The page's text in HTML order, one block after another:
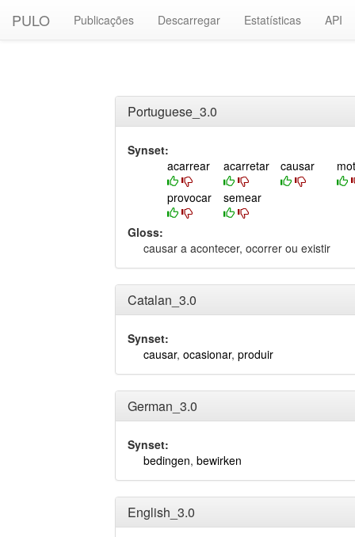
PULO Publicações Descarregar Estatísticas API
Portuguese_3.0
Synset:
acarrear
acarretar causar
provocar
semear
Gloss:
causar a acontecer, ocorrer ou existir
Catalan_3.0
Synset:
causar, ocasionar, produir
German_3.0
Synset:
bedingen, bewirken
English_3.0